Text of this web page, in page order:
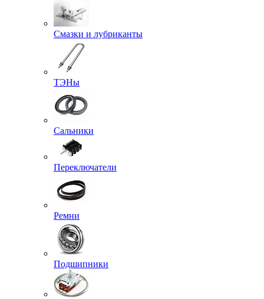
Смазки и лубриканты
ТЭНы
Сальники
Переключатели
Ремни
Подшипники